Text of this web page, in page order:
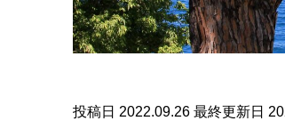
投稿日 2022.09.26 最終更新日